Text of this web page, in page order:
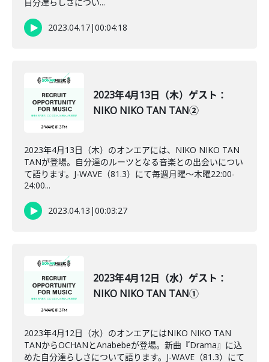
2023.04.17|00:04:18
2023年4月13日（木）ゲスト：
NIKO NIKO TAN TAN②
2023年4月13日（木）のオンエアには、NIKO NIKO TAN
TANが登場。自分達のルーツとなる音楽との出会いについ
て語ります。J-WAVE（81.3）にて毎週月曜～木曜22:00-
24:00...
2023.04.13 |00:03:27
2023年4月12日（水）ゲスト：
NIKO NIKO TAN TAN①
2023年4月12日（水）のオンエアにはNIKO NIKO TAN
TANからOCHANとAnabebeが登場。新曲『Drama』に込
めた自分達らしさについて語ります。J-WAVE（81.3）にて